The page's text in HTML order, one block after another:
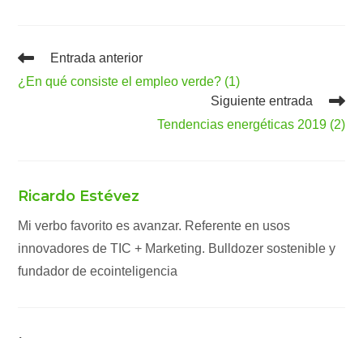
Leer
artículos
Entrada anterior
¿En qué consiste el empleo verde? (1)
Siguiente entrada
Tendencias energéticas 2019 (2)
Ricardo Estévez
Mi verbo favorito es avanzar. Referente en usos
innovadores de TIC + Marketing. Bulldozer sostenible y
fundador de ecointeligencia